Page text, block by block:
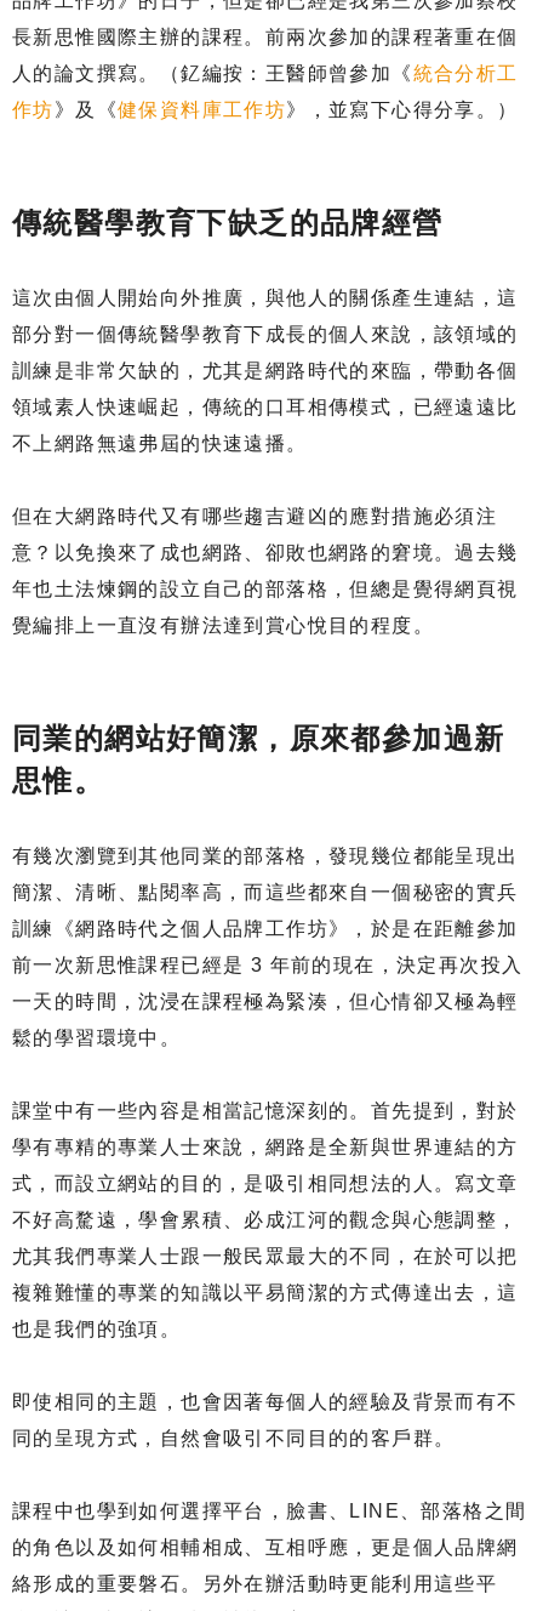
長新思惟國際主辦的課程。前兩次參加的課程著重在個
人的論文撰寫。（釔編按：王醫師曾參加《統合分析工
作坊》及《健保資料庫工作坊》，並寫下心得分享。）
傳統醫學教育下缺乏的品牌經營
這次由個人開始向外推廣，與他人的關係產生連結，這
部分對一個傳統醫學教育下成長的個人來說，該領域的
訓練是非常欠缺的，尤其是網路時代的來臨，帶動各個
領域素人快速崛起，傳統的口耳相傳模式，已經遠遠比
不上網路無遠弗屆的快速遠播。
但在大網路時代又有哪些趨吉避凶的應對措施必須注
意？以免換來了成也網路、卻敗也網路的窘境。過去幾
年也土法煉鋼的設立自己的部落格，但總是覺得網頁視
覺編排上一直沒有辦法達到賞心悅目的程度。
同業的網站好簡潔，原來都參加過新
思惟。
有幾次瀏覽到其他同業的部落格，發現幾位都能呈現出
簡潔、清晰、點閱率高，而這些都來自一個秘密的實兵
訓練《網路時代之個人品牌工作坊》，於是在距離參加
前一次新思惟課程已經是 3 年前的現在，決定再次投入
一天的時間，沈浸在課程極為緊湊，但心情卻又極為輕
鬆的學習環境中。
課堂中有一些內容是相當記憶深刻的。首先提到，對於
學有專精的專業人士來說，網路是全新與世界連結的方
式，而設立網站的目的，是吸引相同想法的人。寫文章
不好高騖遠，學會累積、必成江河的觀念與心態調整，
尤其我們專業人士跟一般民眾最大的不同，在於可以把
複雜難懂的專業的知識以平易簡潔的方式傳達出去，這
也是我們的強項。
即使相同的主題，也會因著每個人的經驗及背景而有不
同的呈現方式，自然會吸引不同目的的客戶群。
課程中也學到如何選擇平台，臉書、LINE、部落格之間
的角色以及如何相輔相成、互相呼應，更是個人品牌網
絡形成的重要磐石。另外在辦活動時更能利用這些平